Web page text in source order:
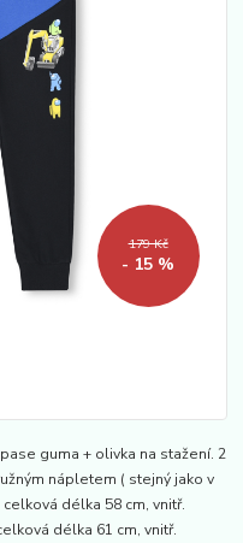
179 Kč
- 15 %
guma + olivka na stažení. 2
nápletem ( stejný jako v
délka 58 cm, vnitř.
délka 61 cm, vnitř.